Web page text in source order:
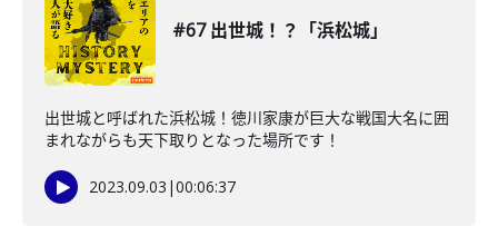
#67 出世城！？「浜松城」
出世城と呼ばれた浜松城！徳川家康が巨大な戦国大名に囲
まれながらも天下取りとなった場所です！
2023.09.03 |00:06:37